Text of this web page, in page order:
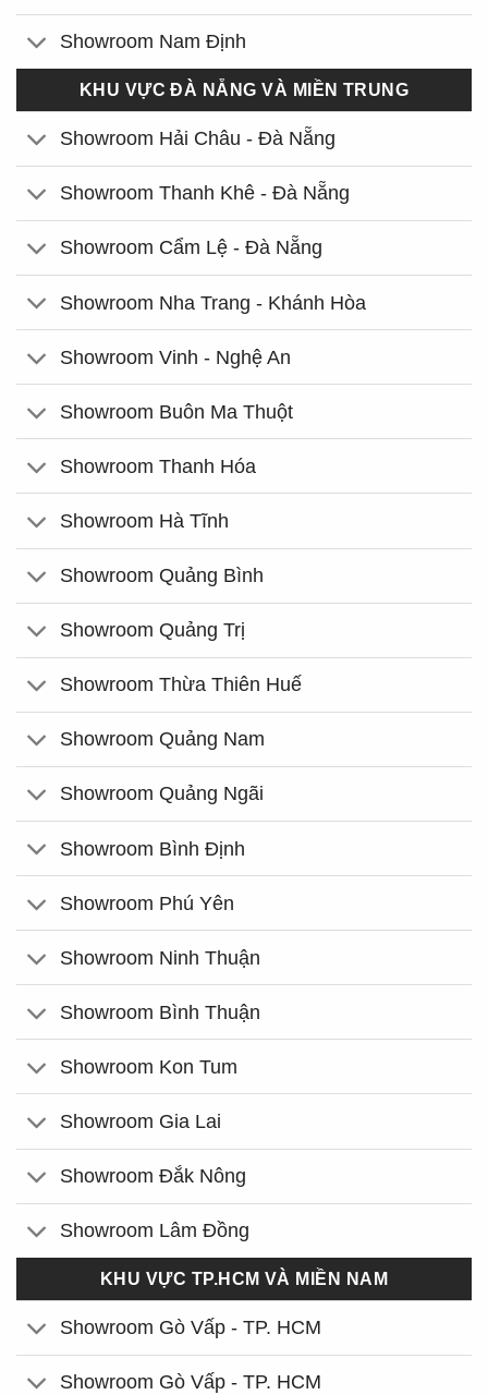
Showroom Nam Định
KHU VỰC ĐÀ NẴNG VÀ MIỀN TRUNG
Showroom Hải Châu - Đà Nẵng
Showroom Thanh Khê - Đà Nẵng
Showroom Cẩm Lệ - Đà Nẵng
Showroom Nha Trang - Khánh Hòa
Showroom Vinh - Nghệ An
Showroom Buôn Ma Thuột
Showroom Thanh Hóa
Showroom Hà Tĩnh
Showroom Quảng Bình
Showroom Quảng Trị
Showroom Thừa Thiên Huế
Showroom Quảng Nam
Showroom Quảng Ngãi
Showroom Bình Định
Showroom Phú Yên
Showroom Ninh Thuận
Showroom Bình Thuận
Showroom Kon Tum
Showroom Gia Lai
Showroom Đắk Nông
Showroom Lâm Đồng
KHU VỰC TP.HCM VÀ MIỀN NAM
Showroom Gò Vấp - TP. HCM
Showroom Gò Vấp - TP. HCM